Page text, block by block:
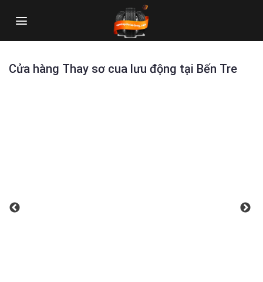
Cửa hàng Thay sơ cua lưu động tại Bến Tre